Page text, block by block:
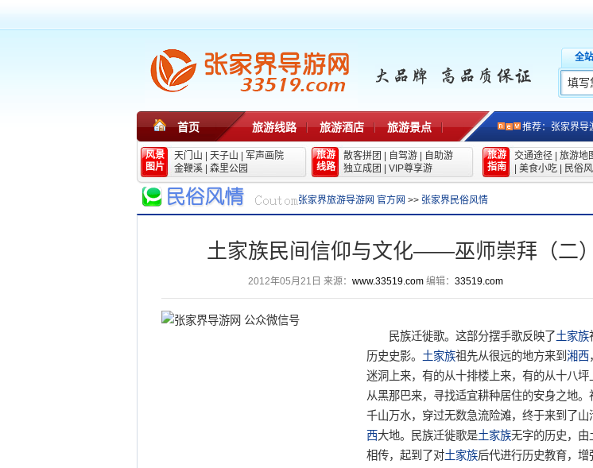
全站
首页 旅游线路 旅游酒店 旅游景点 推荐：张家界导
风景
图片
天门山 天子山
军声画院
金鞭溪
森里公园
旅游
线路
散客拼团 自驾游
自助游
独立成团
VIP尊享游
旅游
指南
交通途径 旅游地
美食小吃 民俗
张家界旅游导游网 官方网 >> 张家界民俗风情
土家族民间信仰与文化——巫师崇拜（二）
2012年05月21日 来源： www.33519.com编辑： 33519.com
民族迁徙歌。这部分摆手歌反映了土家族
历史史影。 土家族祖先从很远的地方来到湘西
迷洞上来，有的从十排楼上来，有的从十八坪
从黑那巴来，寻找适宜耕种居住的安身之地。
千山万水，穿过无数急流险滩，终于来到了山
西大地。民族迁徙歌是土家族无字的历史，由
相传，起到了对土家族后代进行历史教育，增